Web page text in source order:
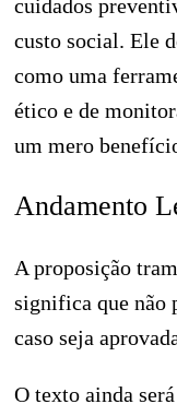
cuidados
custo social. Ele
como uma
ético e de
um mero
Andamento
A proposição
significa que não
caso seja
O texto ainda